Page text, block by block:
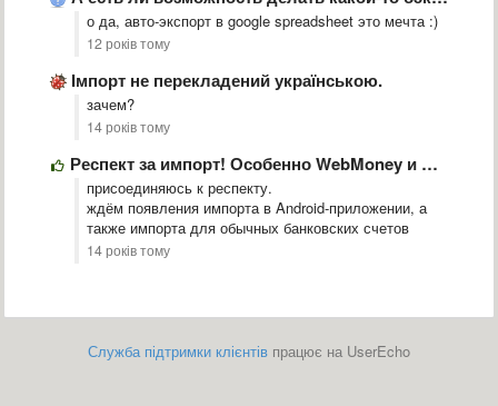
о да, авто-экспорт в google spreadsheet это мечта :)
12 років тому
Імпорт не перекладений українською.
зачем?
14 років тому
Респект за импорт! Особенно WebMoney и Приват24
присоединяюсь к респекту.
ждём появления импорта в Android-приложении, а
также импорта для обычных банковских счетов
14 років тому
Служба підтримки клієнтів працює на UserEcho